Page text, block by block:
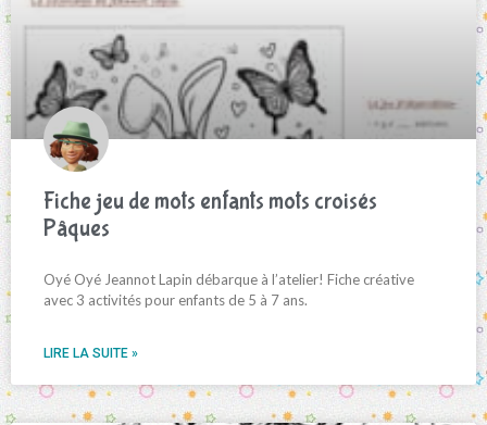
Fiche jeu de mots enfants mots croisés
Pâques
Oyé Oyé Jeannot Lapin débarque à l’atelier! Fiche créative
avec 3 activités pour enfants de 5 à 7 ans.
LIRE LA SUITE »